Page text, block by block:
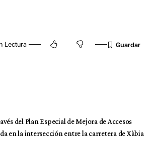
Lectura
del Plan Especial de Mejora de Accesos
en la intersección entre la carretera de Xàbia